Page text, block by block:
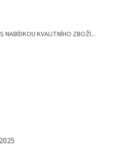
NABÍDKOU KVALITNÍHO ZBOŽÍ...